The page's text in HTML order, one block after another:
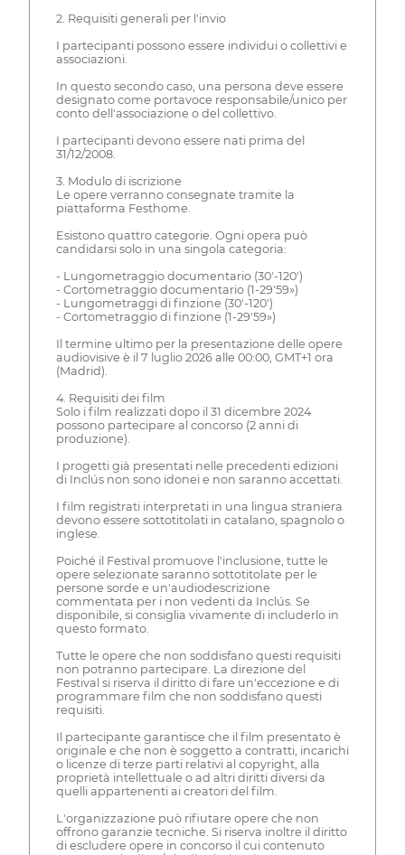
2. Requisiti generali per l'invio
I partecipanti possono essere individui o collettivi e
associazioni.
In questo secondo caso, una persona deve essere
designato come portavoce responsabile/unico per
conto dell'associazione o del collettivo.
I partecipanti devono essere nati prima del
31/12/2008.
3. Modulo di iscrizione
Le opere verranno consegnate tramite la
piattaforma Festhome.
Esistono quattro categorie. Ogni opera può
candidarsi solo in una singola categoria:
- Lungometraggio documentario (30'-120')
- Cortometraggio documentario (1-29'59»)
- Lungometraggi di finzione (30'-120')
- Cortometraggio di finzione (1-29'59»)
Il termine ultimo per la presentazione delle opere
audiovisive è il 7 luglio 2026 alle 00:00, GMT+1 ora
(Madrid).
4. Requisiti dei film
Solo i film realizzati dopo il 31 dicembre 2024
possono partecipare al concorso (2 anni di
produzione).
I progetti già presentati nelle precedenti edizioni
di Inclús non sono idonei e non saranno accettati.
I film registrati interpretati in una lingua straniera
devono essere sottotitolati in catalano, spagnolo o
inglese.
Poiché il Festival promuove l'inclusione, tutte le
opere selezionate saranno sottotitolate per le
persone sorde e un'audiodescrizione
commentata per i non vedenti da Inclús. Se
disponibile, si consiglia vivamente di includerlo in
questo formato.
Tutte le opere che non soddisfano questi requisiti
non potranno partecipare. La direzione del
Festival si riserva il diritto di fare un'eccezione e di
programmare film che non soddisfano questi
requisiti.
Il partecipante garantisce che il film presentato è
originale e che non è soggetto a contratti, incarichi
o licenze di terze parti relativi al copyright, alla
proprietà intellettuale o ad altri diritti diversi da
quelli appartenenti ai creatori del film.
L'organizzazione può rifiutare opere che non
offrono garanzie tecniche. Si riserva inoltre il diritto
di escludere opere in concorso il cui contenuto